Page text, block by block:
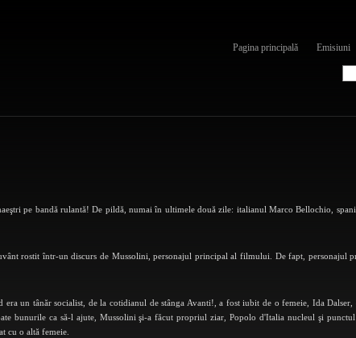
Pagina principală Emisiuni
pe bandă rulantă! De pildă, numai în ultimele două zile: italianul Marco Bellochio,
rostit într-un discurs de Mussolini, personajul principal al filmului. De fapt, personajul
un tânăr socialist, de la cotidianul de stânga Avanti!, a fost iubit de o femeie, Ida
bunurile ca să-l ajute, Mussolini şi-a făcut propriul ziar, Popolo d'Italia nucleul şi
cu o altă femeie.